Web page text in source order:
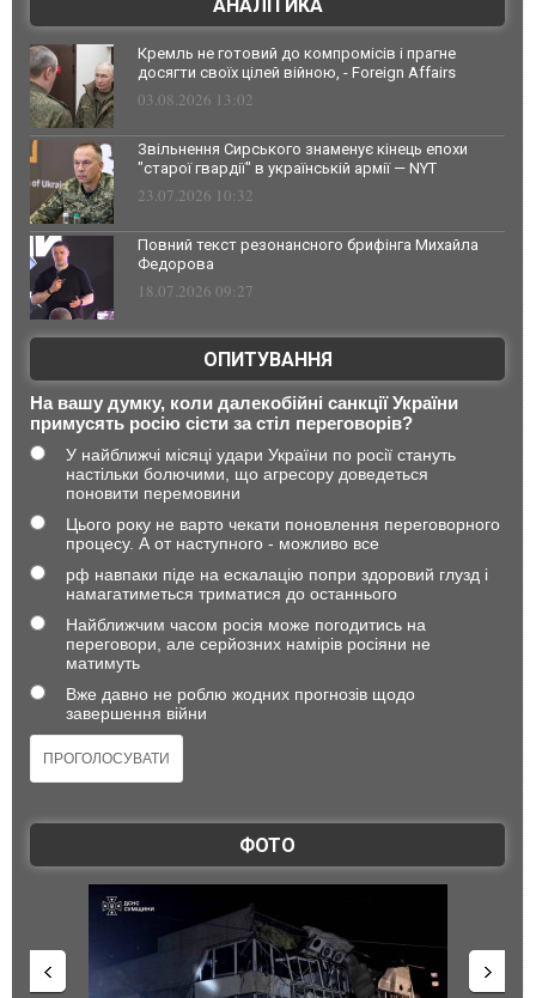
АНАЛІТИКА
Кремль не готовий до компромісів і прагне
досягти своїх цілей війною, - Foreign Affairs
03.08.2026 13:02
Звільнення Сирського знаменує кінець епохи
"старої гвардії" в українській армії — NYT
23.07.2026 10:32
Повний текст резонансного брифінга Михайла
Федорова
18.07.2026 09:27
ОПИТУВАННЯ
На вашу думку, коли далекобійні санкції України
примусять росію сісти за стіл переговорів?
У найближчі місяці удари України по росії стануть
настільки болючими, що агресору доведеться
поновити перемовини
Цього року не варто чекати поновлення переговорного
процесу. А от наступного - можливо все
рф навпаки піде на ескалацію попри здоровий глузд і
намагатиметься триматися до останнього
Найближчим часом росія може погодитись на
переговори, але серйозних намірів росіяни не
матимуть
Вже давно не роблю жодних прогнозів щодо
завершення війни
ФОТО